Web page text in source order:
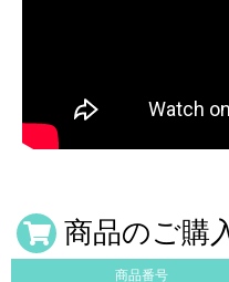
商品のご購
商品番号